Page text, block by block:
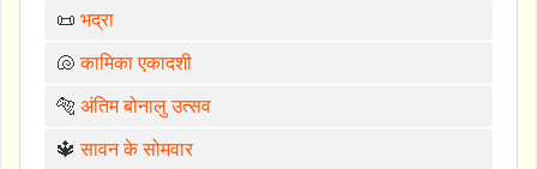
📜 भद्रा
🐚कामिका एकादशी
🐅 अंतिम बोनालु उत्सव
🔱सावन के सोमवार